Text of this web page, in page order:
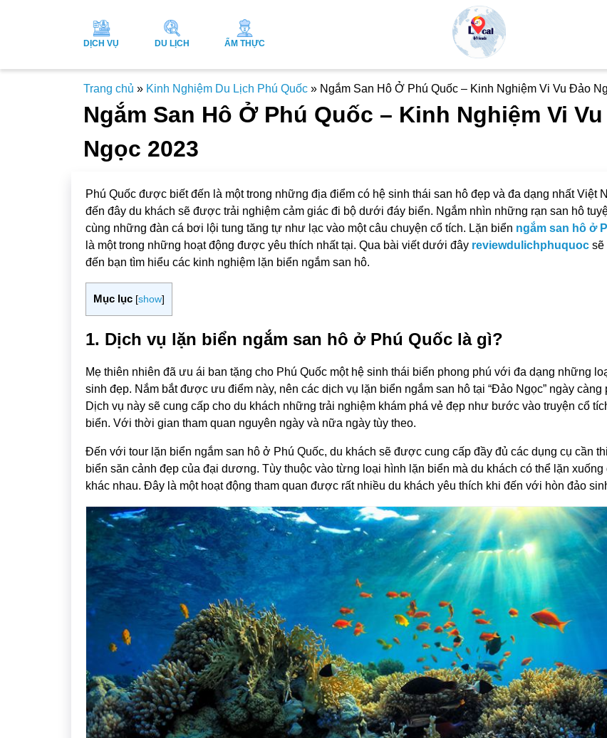
DỊCH VỤ DU LỊCH ẨM THỰC
Trang chủ » Kinh Nghiệm Du Lịch Phú Quốc » Ngắm San Hô Ở Phú Quốc – Kinh Nghiệm Vi Vu Đảo
Ngắm San Hô Ở Phú Quốc – Kinh Nghiệm Vi
Ngọc 2023
Phú Quốc được biết đến là một trong những địa điểm có hệ sinh thái san hô đẹp và đa dạng nhất Việt
đến đây du khách sẽ được trải nghiệm cảm giác đi bộ dưới đáy biển. Ngắm nhìn những rạn san hô
cùng những đàn cá bơi lội tung tăng tự như lạc vào một câu chuyện cổ tích. Lặn biển ngắm san hô ở
là một trong những hoạt động được yêu thích nhất tại. Qua bài viết dưới đây reviewdulichphuquocsẽ
đến bạn tìm hiểu các kinh nghiệm lặn biển ngắm san hô.
Mục lục [show]
1. Dịch vụ lặn biển ngắm san hô ở Phú Quốc là gì?
Mẹ thiên nhiên đã ưu ái ban tặng cho Phú Quốc một hệ sinh thái biển phong phú với đa dạng những
sinh đẹp. Nắm bắt được ưu điểm này, nên các dịch vụ lặn biển ngắm san hô tại “Đảo Ngọc” ngày càng
Dịch vụ này sẽ cung cấp cho du khách những trải nghiệm khám phá vẻ đẹp như bước vào truyện cổ
biển. Với thời gian tham quan nguyên ngày và nữa ngày tùy theo.
Đến với tour lặn biển ngắm san hô ở Phú Quốc, du khách sẽ được cung cấp đầy đủ các dụng cụ cần
biển săn cảnh đẹp của đại dương. Tùy thuộc vào từng loại hình lặn biển mà du khách có thể lặn xuống
khác nhau. Đây là một hoạt động tham quan được rất nhiều du khách yêu thích khi đến với hòn đảo